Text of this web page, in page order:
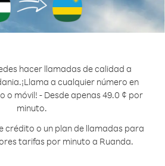
hacer llamadas de calidad a
¡Llama a cualquier número en
o móvil! - Desde apenas 49.0 ¢ por
minuto.
crédito o un plan de llamadas para
tarifas por minuto a Ruanda.